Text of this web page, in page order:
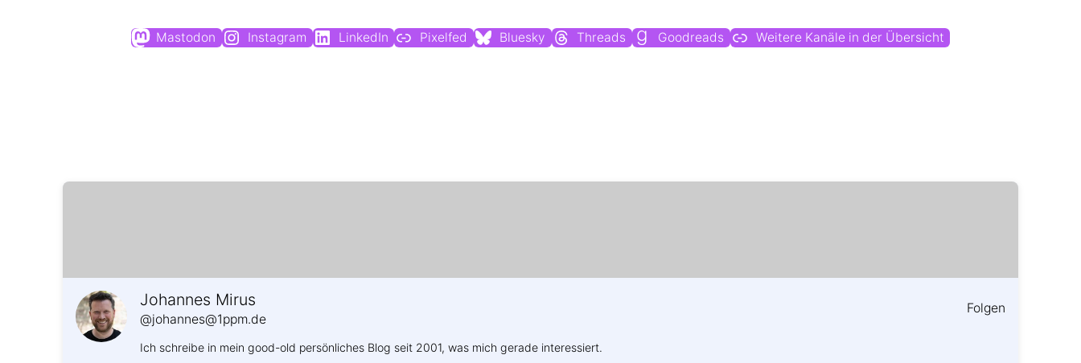
Mastodon Instagram LinkedIn Pixelfed Bluesky Threads Goodreads Weitere Kanäle in der Übersicht
Johannes Mirus
@johannes@1ppm.de
Folgen
Ich schreibe in mein good-old persönliches Blog seit 2001, was mich gerade interessiert.